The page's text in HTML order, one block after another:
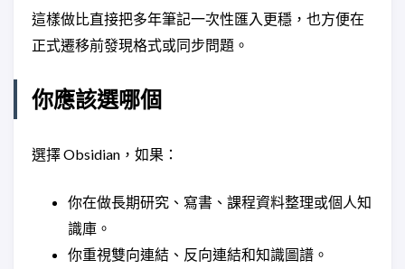
這樣做比直接把多年筆記一次性匯入更穩，也方便在
正式遷移前發現格式或同步問題。
你應該選哪個
選擇 Obsidian，如果：
你在做長期研究、寫書、課程資料整理或個人知
識庫。
你重視雙向連結、反向連結和知識圖譜。